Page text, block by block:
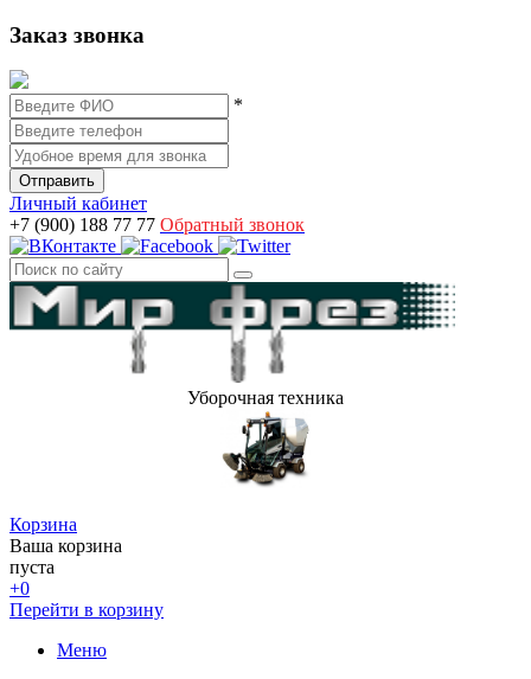
Заказ звонка
*
Личный кабинет
+7 (900) 188 77 77 Обратный звонок
Уборочная техника
Корзина
Ваша корзина
пуста
+0
Перейти в корзину
Меню